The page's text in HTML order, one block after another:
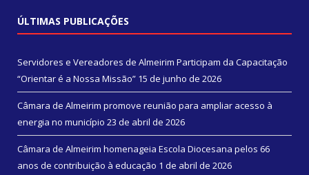
ÚLTIMAS PUBLICAÇÕES
Servidores e Vereadores de Almeirim Participam da Capacitação
“Orientar é a Nossa Missão” 15 de junho de 2026
Câmara de Almeirim promove reunião para ampliar acesso à
energia no município 23 de abril de 2026
Câmara de Almeirim homenageia Escola Diocesana pelos 66
anos de contribuição à educação 1 de abril de 2026